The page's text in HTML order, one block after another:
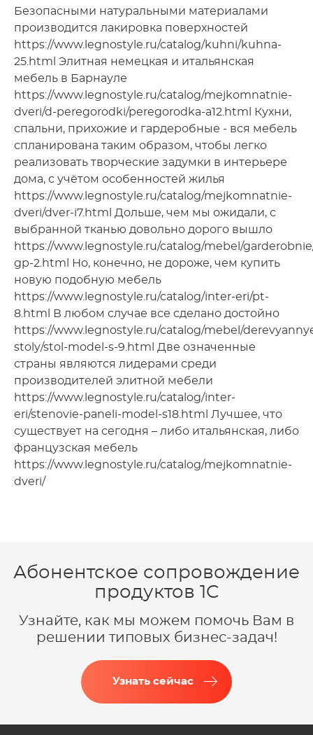
Безопасными натуральными материалами
производится лакировка поверхностей
https://www.legnostyle.ru/catalog/kuhni/kuhna-
25.html Элитная немецкая и итальянская
мебель в Барнауле
https://www.legnostyle.ru/catalog/mejkomnatnie-
dveri/d-peregorodki/peregorodka-a12.html Кухни,
спальни, прихожие и гардеробные - вся мебель
спланирована таким образом, чтобы легко
реализовать творческие задумки в интерьере
дома, с учётом особенностей жилья
https://www.legnostyle.ru/catalog/mejkomnatnie-
dveri/dver-i7.html Дольше, чем мы ожидали, с
выбранной тканью довольно дорого вышло
https://www.legnostyle.ru/catalog/mebel/
gp-2.html Но, конечно, не дороже, чем купить
новую подобную мебель
https://www.legnostyle.ru/catalog/inter-eri/pt-
8.html В любом случае все сделано достойно
https://www.legnostyle.ru/catalog/mebel/
stoly/stol-model-s-9.html Две означенные
страны являются лидерами среди
производителей элитной мебели
https://www.legnostyle.ru/catalog/inter-
eri/stenovie-paneli-model-s18.html Лучшее, что
существует на сегодня – либо итальянская, либо
французская мебель
https://www.legnostyle.ru/catalog/mejkomnatnie-
dveri/
Абонентское сопровождение
продуктов 1C
Узнайте, как мы можем помочь Вам в
решении типовых бизнес-задач!
Узнать сейчас